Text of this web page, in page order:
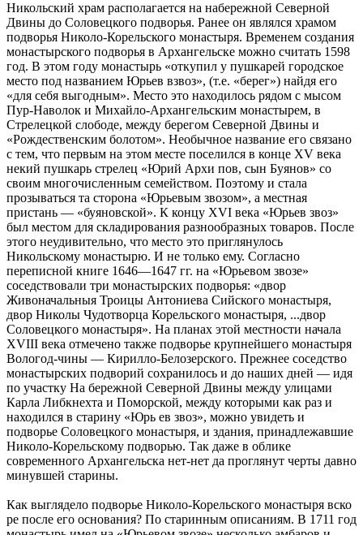
Никольский храм располагается на набережной Северной
Двины до Соловецкого подворья. Ранее он являлся храмом
подворья Николо-Корельского монастыря. Временем создания
монастырского подворья в Архангельске можно считать 1598
год. В этом году монастырь «откупил у пушкарей городское
место под названием Юрьев взвоз», (т.е. «берег») найдя его
«для себя выгодным». Место это находилось рядом с мысом
Пур-Наволок и Михайло-Архангельским монастырем, в
Стрелецкой слободе, между берегом Северной Двины и
«Рождественским болотом». Необычное название его связано
с тем, что первым на этом месте поселился в конце XV века
некий пушкарь стрелец «Юрий Архи пов, сын Буянов» со
своим многочисленным семейством. Поэтому и стала
прозываться та сторона «Юрьевым звозом», а местная
пристань — «буяновской». К концу XVI века «Юрьев звоз»
был местом для складирования разнообразных товаров. После
этого неудивительно, что место это приглянулось
Никольскому монастырю. И не только ему. Согласно
переписной книге 1646—1647 гг. на «Юрьевом звозе»
соседствовали три монастырских подворья: «двор
Живоначальныя Троицы Антониева Сийского монастыря,
двор Николы Чудотворца Корельского монастыря, ...двор
Соловецкого монастыря». На планах этой местности начала
XVIII века отмечено также подворье крупнейшего монастыря
Вологод-чины — Кирилло-Белозерского. Прежнее соседство
монастырских подворий сохранилось и до наших дней — идя
по участку На бережной Северной Двины между улицами
Карла Либкнехта и Поморской, между которыми как раз и
находился в старину «Юрь ев звоз», можно увидеть и
подворье Соловецкого монастыря, и здания, принадлежавшие
Николо-Корельскому подворью. Так даже в облике
современного Архангельска нет-нет да проглянут черты давно
минувшей старины.
Как выглядело подворье Николо-Корельского монастыря вско
ре после его основания? По старинным описаниям. В 1711 год